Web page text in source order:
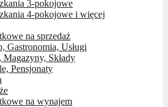
3-pokojowe
4-pokojowe i więcej
na sprzedaż
Gastronomia, Usługi
Magazyny, Składy
Pensjonaty
na wynajem